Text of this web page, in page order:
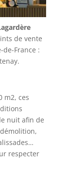
de vente
de-France :
m2, ces
nuit afin de
respecter